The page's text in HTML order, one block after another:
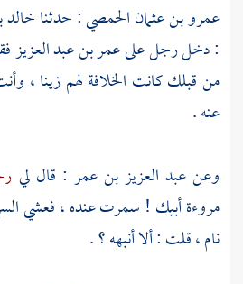
عمرو بن عثمان الحمصي: حدثناخالد
: دخل رجل علىعمر بن عبد العزيز
من قبلك كانت الخلافة لهم زينا ،
عنه .
وعنعبد العزيز بن عمر : قال لي
مروءة أبيك ! سمرت عنده ، فعشي
نام ، قلت : ألا أنبهه ؟ .